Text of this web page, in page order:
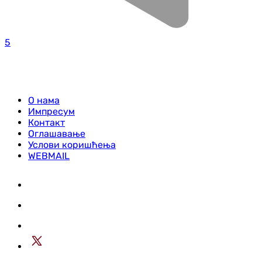
5
О нама
Импресум
Контакт
Оглашавање
Услови коришћења
WEBMAIL